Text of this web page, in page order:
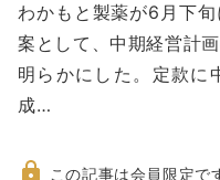
動わかもと製薬が6月下
案として、中期経営計
明らかにした。定款に
成…
この記事は会員限定で